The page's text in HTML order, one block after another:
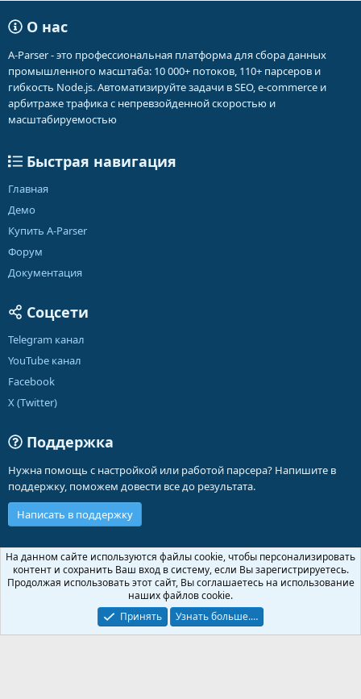
О нас
A-Parser - это профессиональная платформа для сбора данных
промышленного масштаба: 10 000+ потоков, 110+ парсеров и
гибкость Node.js. Автоматизируйте задачи в SEO, e-commerce и
арбитраже трафика с непревзойденной скоростью и
масштабируемостью
Быстрая навигация
Главная
Демо
Купить A-Parser
Форум
Документация
Соцсети
Telegram канал
YouTube канал
Facebook
X (Twitter)
Поддержка
Нужна помощь с настройкой или работой парсера? Напишите в
поддержку, поможем довести все до результата.
Написать в поддержку
Russian (RU)
Обратная связь
Условия и правила
Политика конфиденциальности
Помощь
Community platform by XenForo ® © 2010-2026 XenForo Ltd.
На данном сайте используются файлы cookie, чтобы персонализировать
контент и сохранить Ваш вход в систему, если Вы зарегистрируетесь.
Продолжая использовать этот сайт, Вы соглашаетесь на использование
наших файлов cookie.
Принять
Узнать больше.…